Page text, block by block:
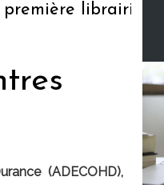
librairie du
(ADECOHD),